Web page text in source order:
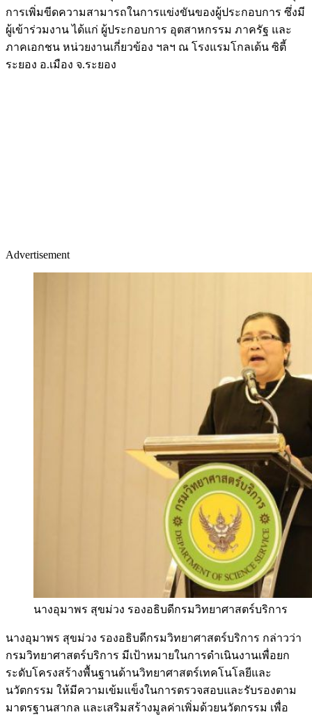
การเพิ่มขีดความสามารถในการแข่งขันของผู้ประกอบการ ซึ่งมี
ผู้เข้าร่วมงาน ได้แก่ ผู้ประกอบการ อุตสาหกรรม ภาครัฐ และ
ภาคเอกชน หน่วยงานเกี่ยวข้อง ฯลฯ ณ โรงแรมโกลเด้น ซิตี้
ระยอง อ.เมือง จ.ระยอง
Advertisement
นางอุมาพร สุขม่วง รองอธิบดีกรมวิทยาศาสตร์บริการ
นางอุมาพร สุขม่วง รองอธิบดีกรมวิทยาศาสตร์บริการ กล่าวว่า
กรมวิทยาศาสตร์บริการ มีเป้าหมายในการดำเนินงานเพื่อยก
ระดับโครงสร้างพื้นฐานด้านวิทยาศาสตร์เทคโนโลยีและ
นวัตกรรม ให้มีความเข้มแข็งในการตรวจสอบและรับรองตาม
มาตรฐานสากล และเสริมสร้างมูลค่าเพิ่มด้วยนวัตกรรม เพื่อ